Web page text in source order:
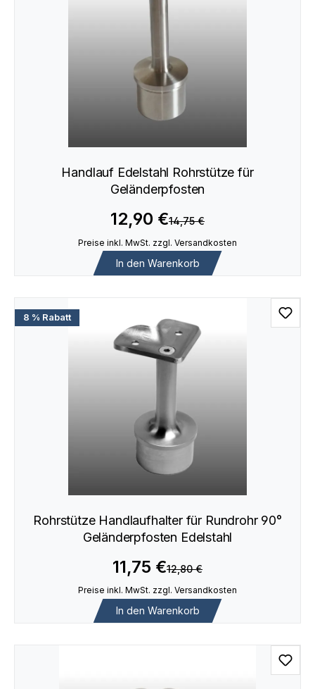
Handlauf Edelstahl Rohrstütze für
Geländerpfosten
12,90 €14,75 €
Preise inkl. MwSt. zzgl. Versandkosten
In den Warenkorb
8 % Rabatt
Rohrstütze Handlaufhalter für Rundrohr 90°
Geländerpfosten Edelstahl
11,75 €12,80 €
Preise inkl. MwSt. zzgl. Versandkosten
In den Warenkorb